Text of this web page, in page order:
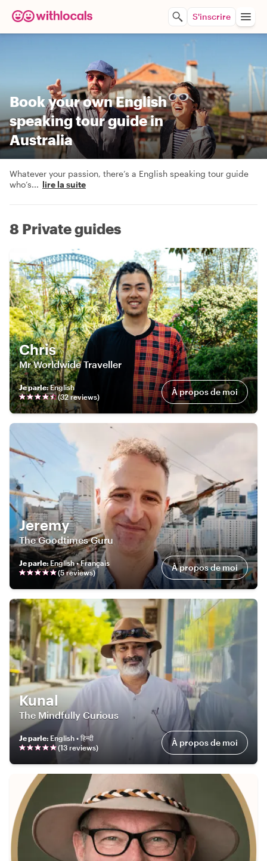
S'inscrire
Book your own English
speaking tour guide in
Australia
Whatever your passion, there’s a English speaking tour guide
who’s... lire la suite
8 Private guides
Chris
Mr Worldwide Traveller
Je parle:English
(32reviews) À propos de moi
Jeremy
The Goodtimes Guru
Je parle: English • Français
(5reviews) À propos de moi
Kunal
The Mindfully Curious
Je parle: English • हिन्दी
(13 reviews) À propos de moi